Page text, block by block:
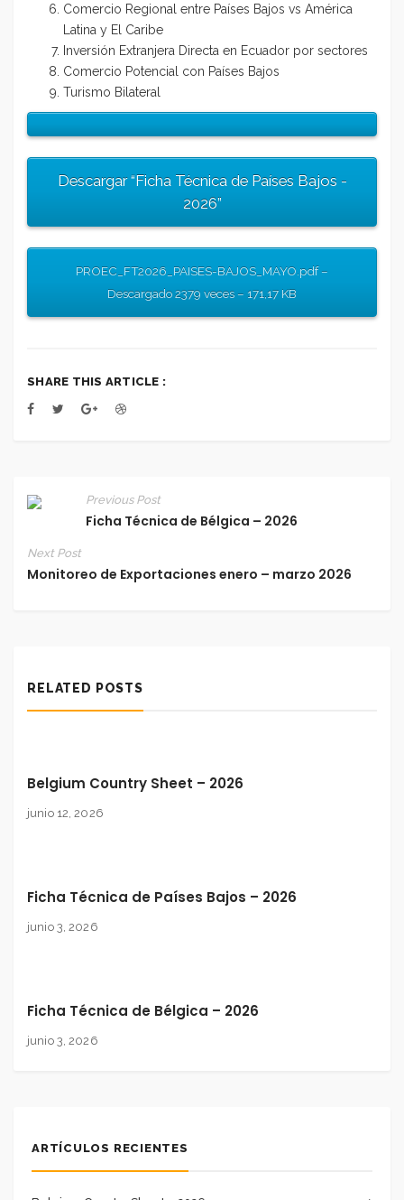
Comercio Regional entre Países Bajos vs América
Latina y El Caribe
Inversión Extranjera Directa en Ecuador por sectores
Comercio Potencial con Países Bajos
Turismo Bilateral
Descargar “Ficha Técnica de Países Bajos -
2026”
PROEC_FT2026_PAISES-BAJOS_MAYO.pdf –
Descargado 2379 veces – 171,17 KB
SHARE THIS ARTICLE :
Previous Post
Ficha Técnica de Bélgica – 2026
Next Post
Monitoreo de Exportaciones enero – marzo 2026
RELATED POSTS
Belgium Country Sheet – 2026
junio 12, 2026
Ficha Técnica de Países Bajos – 2026
junio 3, 2026
Ficha Técnica de Bélgica – 2026
junio 3, 2026
ARTÍCULOS RECIENTES